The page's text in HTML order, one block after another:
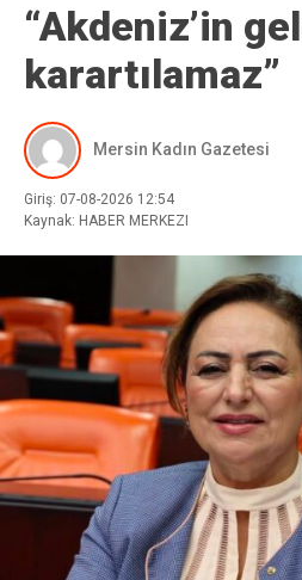
“Akdeniz’in
karartılamaz”
Mersin Kadın Gazetesi
Giriş: 07-08-2026 12:54
Kaynak: HABER MERKEZI